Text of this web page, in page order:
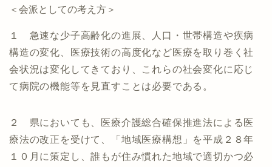
＜会派としての考え方＞
１ 急速な少子高齢化の進展、人口・世帯構造や疾病
構造の変化、医療技術の高度化など医療を取り巻く社
会状況は変化してきており、これらの社会変化に応じ
て病院の機能等を見直すことは必要である。
２ 県においても、医療介護総合確保推進法による医
療法の改正を受けて、「地域医療構想」を平成２８年
１０月に策定し、誰もが住み慣れた地域で適切かつ必